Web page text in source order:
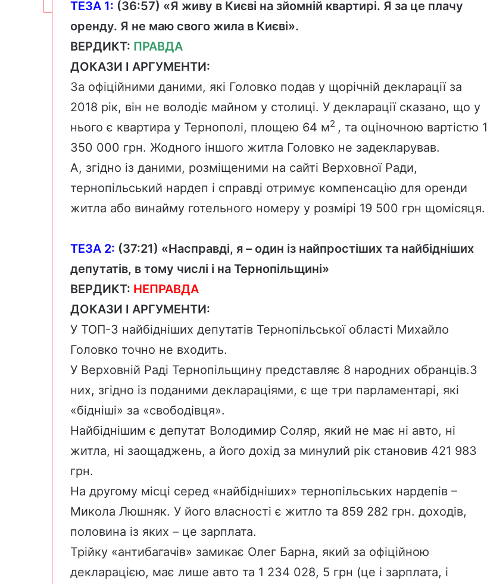
ТЕЗА 1: (36:57) «Я живу в Києві на зйомній квартирі. Я за це плачу
оренду. Я не маю свого жила в Києві».
ВЕРДИКТ: ПРАВДА
ДОКАЗИ І АРГУМЕНТИ:
За офіційними даними, які Головко подав у щорічній деклараціїза
2018 рік, він не володіє майном у столиці. У декларації сказано, що у
нього є квартира у Тернополі, площею 64 м2 , та оціночною вартістю 1
350 000 грн. Жодного іншого житла Головко не задекларував.
А, згідно із даними, розміщеними на сайті Верховної Ради,
тернопільський нардеп і справді отримує компенсацію для оренди
житла або винайму готельного номеру у розмірі 19 500 грн щомісяця.
ТЕЗА 2: (37:21) «Насправді, я – один із найпростіших та найбідніших
депутатів, в тому числі і на Тернопільщині»
ВЕРДИКТ: НЕПРАВДА
ДОКАЗИ І АРГУМЕНТИ:
У ТОП-3 найбідніших депутатів Тернопільської області Михайло
Головко точно не входить.
У Верховній Раді Тернопільщину представляє 8 народних обранців.З
них, згідно із поданими деклараціями, є ще три парламентарі, які
«бідніші» за «свободівця».
Найбіднішим є депутат Володимир Соляр, який не має ні авто, ні
житла, ні заощаджень, а його дохід за минулий рік становив 421 983
грн.
На другому місці серед «найбідніших» тернопільських нардепів –
Микола Люшняк. У його власності є житло та 859 282 грн. доходів,
половина із яких – це зарплата.
Трійку «антибагачів» замикає Олег Барна, який за офіційною
декларацією, має лише авто та 1 234 028, 5 грн (це і зарплата, і